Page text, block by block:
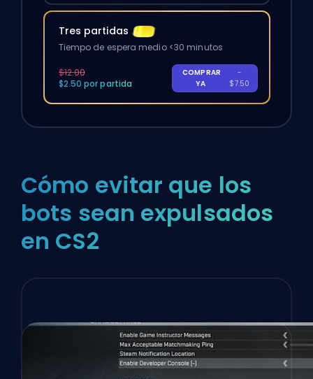
Tres partidas
Tiempo de espera medio <30 minutos
$12.00
$2.50 por partida
COMPRAR
YA
-
$7.50
Cómo evitar que los
bots sean expulsados
en CS2